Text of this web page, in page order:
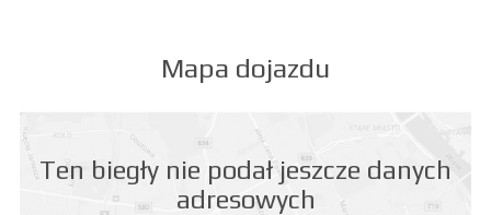
Mapa dojazdu
Ten biegły nie podał jeszcze danych
adresowych